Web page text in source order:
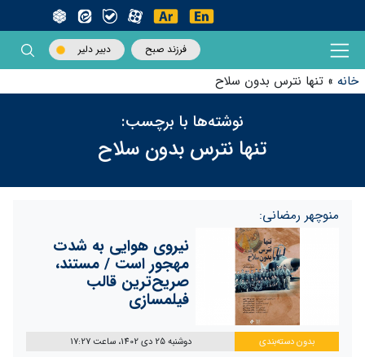
فرزند صبح دبیر دلیر
خانه » تنها نترس بدون سلاح
نوشته‌ها با برچسب:
تنها نترس بدون سلاح
منوچهر رمضانی:
نیروی هوایی به شدت
مهجور است / مستند،
صریح‌ترین قالب
فیلمسازی
بدون دسته‌بندی دوشنبه 25 دی 1402، ساعت 17:27